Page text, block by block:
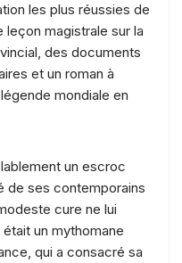
les plus réussies de
magistrale sur la
des documents
et un roman à
mondiale en
un escroc
de ses contemporains
cure ne lui
un mythomane
qui a consacré sa